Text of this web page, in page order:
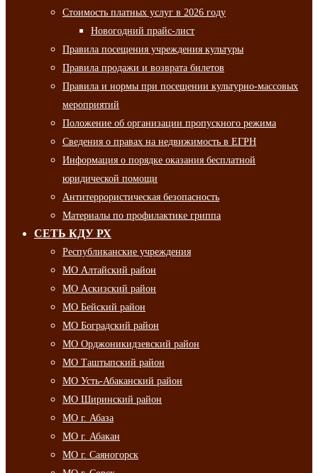
Стоимость платных услуг в 2026 году
Новогодний прайс-лист
Правила посещения учреждения культуры
Правила продажи и возврата билетов
Правила и нормы при посещении культурно-массовых
мероприятий
Положение об организации пропускного режима
Сведения о правах на недвижимость в ЕГРН
Информация о порядке оказания бесплатной
юридической помощи
Антитеррористическая безопасность
Материалы по профилактике гриппа
СЕТЬ КДУ РХ
Республиканские учреждения
МО Алтайский район
МО Аскизский район
МО Бейский район
МО Боградский район
МО Орджоникидзевский район
МО Таштыпский район
МО Усть-Абаканский район
МО Ширинский район
МО г. Абаза
МО г. Абакан
МО г. Саяногорск